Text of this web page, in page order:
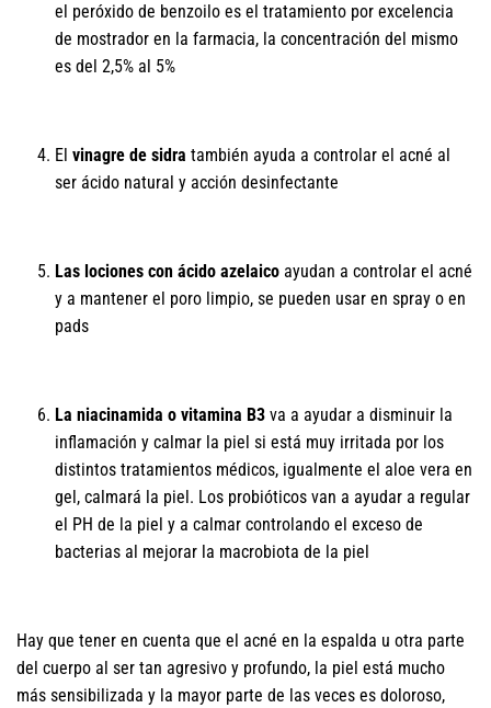
el peróxido de benzoilo es el tratamiento por excelencia
de mostrador en la farmacia, la concentración del mismo
es del 2,5% al 5%
El vinagre de sidra también ayuda a controlar el acné al
ser ácido natural y acción desinfectante
Las lociones con ácido azelaico ayudan a controlar el acné
y a mantener el poro limpio, se pueden usar en spray o en
pads
La niacinamida o vitamina B3 va a ayudar a disminuir la
inflamación y calmar la piel si está muy irritada por los
distintos tratamientos médicos, igualmente el aloe vera en
gel, calmará la piel. Los probióticos van a ayudar a regular
el PH de la piel y a calmar controlando el exceso de
bacterias al mejorar la macrobiota de la piel
Hay que tener en cuenta que el acné en la espalda u otra parte
del cuerpo al ser tan agresivo y profundo, la piel está mucho
más sensibilizada y la mayor parte de las veces es doloroso,